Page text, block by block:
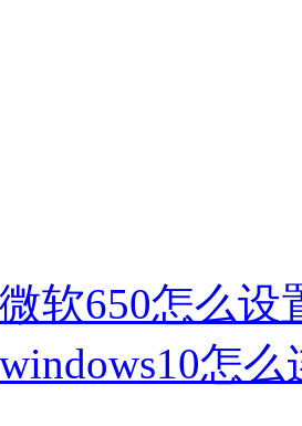
微软650怎么设
windows10怎